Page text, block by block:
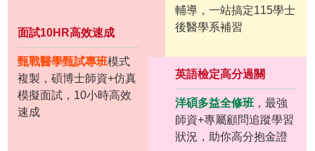
輔導，一站搞定115學士
後醫學系補習
面試10HR高效速成
甄戰醫學甄試專班模式
複製，碩博士師資+仿真
模擬面試，10小時高效
速成
英語檢定高分過關
洋碩多益全修班，最強
師資+專屬顧問追蹤學習
狀況，助你高分抱金證